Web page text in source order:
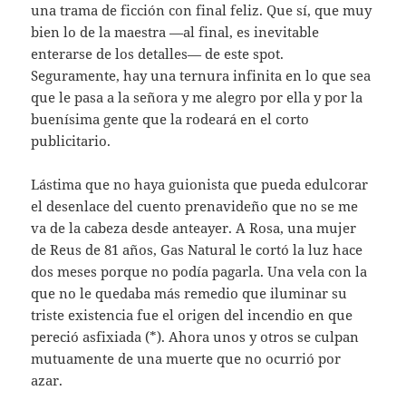
una trama de ficción con final feliz. Que sí, que muy
bien lo de la maestra —al final, es inevitable
enterarse de los detalles— de este spot.
Seguramente, hay una ternura infinita en lo que sea
que le pasa a la señora y me alegro por ella y por la
buenísima gente que la rodeará en el corto
publicitario.
Lástima que no haya guionista que pueda edulcorar
el desenlace del cuento prenavideño que no se me
va de la cabeza desde anteayer. A Rosa, una mujer
de Reus de 81 años, Gas Natural le cortó la luz hace
dos meses porque no podía pagarla. Una vela con la
que no le quedaba más remedio que iluminar su
triste existencia fue el origen del incendio en que
pereció asfixiada (*). Ahora unos y otros se culpan
mutuamente de una muerte que no ocurrió por
azar.